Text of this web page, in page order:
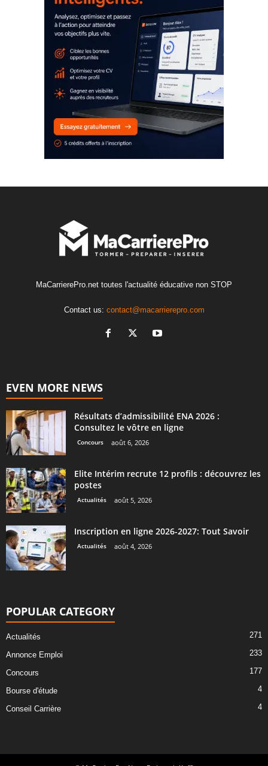
MaCarrierePro.net toutes l'actualité éducative non STOP
Contact us: contact@macarrierepro.com
EVEN MORE NEWS
Résultats d’admissibilité ENA 2026 :
Consultez le vôtre en ligne
Concours août 6, 2026
Elite Intérim recrute 12 profils : découvrez les
postes
Actualités août 5, 2026
Inscription en ligne 2026-2027: Tout Savoir
Actualités août 4, 2026
POPULAR CATEGORY
Actualités 271
Annonce Emploi 233
Concours 177
Bourse d'étude 4
Conseil Carrière 4